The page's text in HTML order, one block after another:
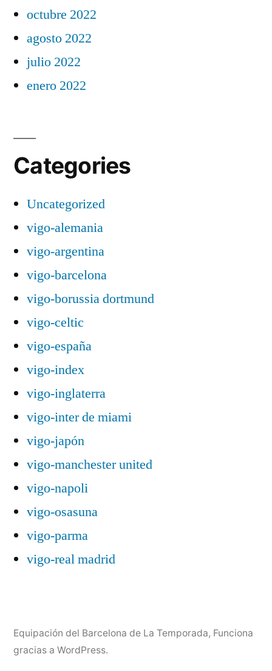
octubre 2022
agosto 2022
julio 2022
enero 2022
Categories
Uncategorized
vigo-alemania
vigo-argentina
vigo-barcelona
vigo-borussia dortmund
vigo-celtic
vigo-españa
vigo-index
vigo-inglaterra
vigo-inter de miami
vigo-japón
vigo-manchester united
vigo-napoli
vigo-osasuna
vigo-parma
vigo-real madrid
Equipación del Barcelona de La Temporada, Funciona
gracias a WordPress.